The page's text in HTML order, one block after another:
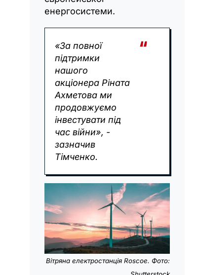
енергосистеми.
«За повної
підтримки
нашого
акціонера Ріната
Ахметова ми
продовжуємо
інвестувати під
час війни», -
зазначив
Тімченко.
Вітряна електростанція Roscoe. Фото: